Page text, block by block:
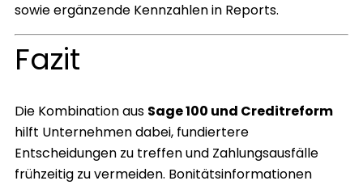
sowie ergänzende Kennzahlen in Reports.
Fazit
Die Kombination aus Sage 100 und Creditreform
hilft Unternehmen dabei, fundiertere
Entscheidungen zu treffen und Zahlungsausfälle
frühzeitig zu vermeiden. Bonitätsinformationen